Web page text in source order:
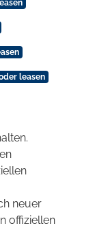
leasen
neuer
offiziellen